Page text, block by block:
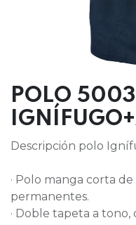
POLO
Descripción polo
· Polo manga corta
permanentes.
· Doble tapeta a tono,